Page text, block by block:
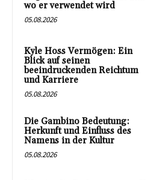
wo er verwendet wird
05.08.2026
Kyle Hoss Vermögen: Ein
Blick auf seinen
beeindruckenden Reichtum
und Karriere
05.08.2026
Die Gambino Bedeutung:
Herkunft und Einfluss des
Namens in der Kultur
05.08.2026